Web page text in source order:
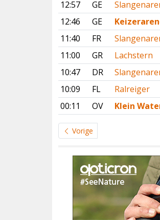
12:57
GE
12:46
GE
11:40
FR
11:00
GR
Lachstern
10:47
DR
10:09
FL
Ralreiger
00:11
OV Klein
Vorige